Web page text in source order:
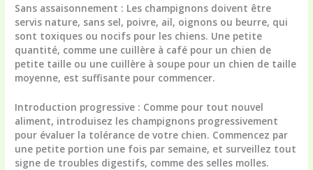
Sans assaisonnement : Les champignons doivent être
servis nature, sans sel, poivre, ail, oignons ou beurre, qui
sont toxiques ou nocifs pour les chiens. Une petite
quantité, comme une cuillère à café pour un chien de
petite taille ou une cuillère à soupe pour un chien de taille
moyenne, est suffisante pour commencer.
Introduction progressive : Comme pour tout nouvel
aliment, introduisez les champignons progressivement
pour évaluer la tolérance de votre chien. Commencez par
une petite portion une fois par semaine, et surveillez tout
signe de troubles digestifs, comme des selles molles.